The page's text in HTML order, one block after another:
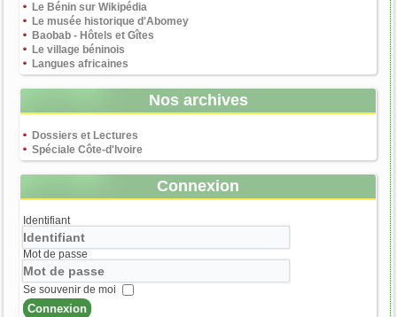
Le Bénin sur Wikipédia
Le musée historique d'Abomey
Baobab - Hôtels et Gîtes
Le village béninois
Langues africaines
Nos archives
Dossiers et Lectures
Spéciale Côte-d'Ivoire
Connexion
Identifiant
Mot de passe
Se souvenir de moi
Connexion